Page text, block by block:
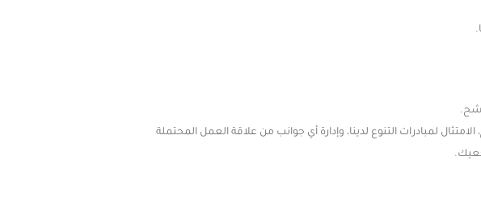
لمبادرات التنوع لدينا، وإدارة أي جوانب من علاقة العمل المحتملة